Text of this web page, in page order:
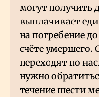
могут получить
выплачивает
на погребение
счёте умершего.
переходят по
нужно
течение шести